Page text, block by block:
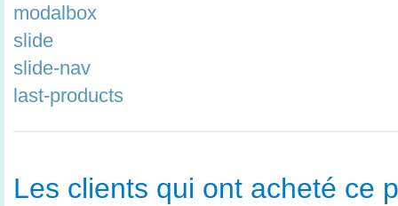
modalbox
slide
slide-nav
last-products
Les clients qui ont acheté ce